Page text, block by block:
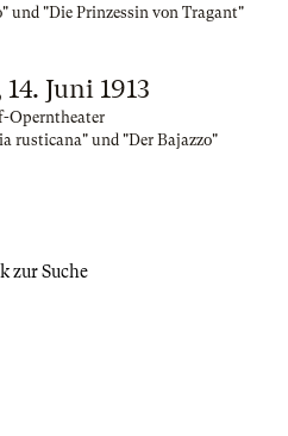
und "Die Prinzessin von Tragant"
Juni 1913
Operntheater
rusticana" und "Der Bajazzo"
zur Suche